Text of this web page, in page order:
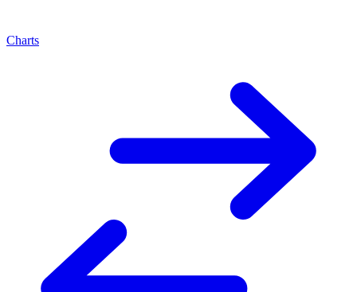
Charts